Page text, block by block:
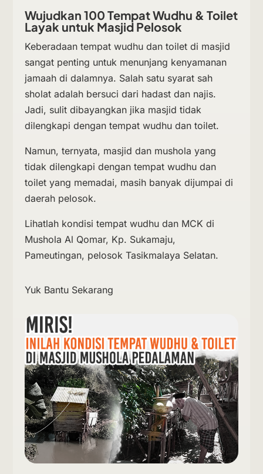
Wujudkan 100 Tempat Wudhu & Toilet
Layak untuk Masjid Pelosok
Keberadaan tempat wudhu dan toilet di masjid
sangat penting untuk menunjang kenyamanan
jamaah di dalamnya. Salah satu syarat sah
sholat adalah bersuci dari hadast dan najis.
Jadi, sulit dibayangkan jika masjid tidak
dilengkapi dengan tempat wudhu dan toilet.
Namun, ternyata, masjid dan mushola yang
tidak dilengkapi dengan tempat wudhu dan
toilet yang memadai, masih banyak dijumpai di
daerah pelosok.
Lihatlah kondisi tempat wudhu dan MCK di
Mushola Al Qomar, Kp. Sukamaju,
Pameutingan, pelosok Tasikmalaya Selatan.
Yuk Bantu Sekarang